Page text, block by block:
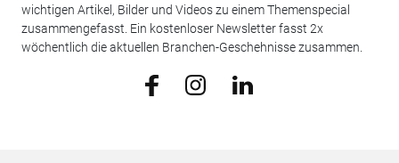
wichtigen Artikel, Bilder und Videos zu einem Themenspecial
zusammengefasst. Ein kostenloser Newsletter fasst 2x
wöchentlich die aktuellen Branchen-Geschehnisse zusammen.